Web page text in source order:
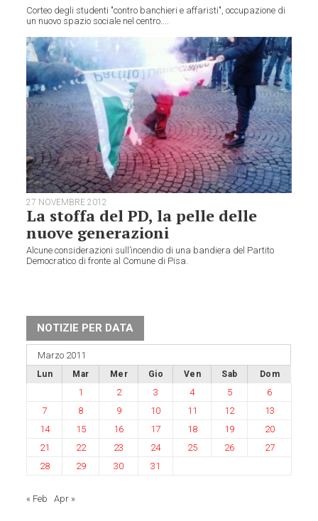
Corteo degli studenti "contro banchieri e affaristi", occupazione di
un nuovo spazio sociale nel centro....
27 NOVEMBRE 2012
La stoffa del PD, la pelle delle
nuove generazioni
Alcune considerazioni sull’incendio di una bandiera del Partito
Democratico di fronte al Comune di Pisa.
NOTIZIE PER DATA
Marzo 2011
Lun Mar Mer Gio Ven Sab Dom
1 2 3 4 5
6
7
8 9 10 11 12
13
14
15 16 17 18 19
20
21
22 23 24 25 26
27
28
29 30 31
« Feb Apr »